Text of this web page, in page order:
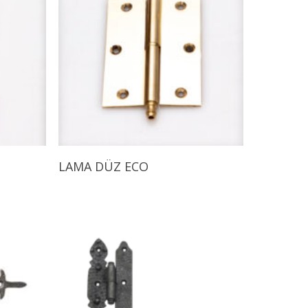
Ürünü İncele
LAMA DÜZ ECO